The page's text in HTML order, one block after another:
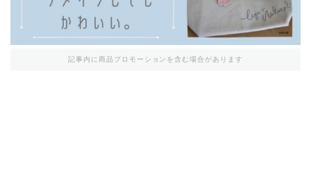
記事内に商品プロモーションを含む場合があります